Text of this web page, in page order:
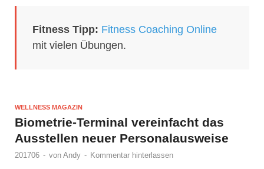
Fitness Tipp: Fitness Coaching Online
mit vielen Übungen.
WELLNESS MAGAZIN
Biometrie-Terminal vereinfacht das
Ausstellen neuer Personalausweise
201706 - von Andy - Kommentar hinterlassen